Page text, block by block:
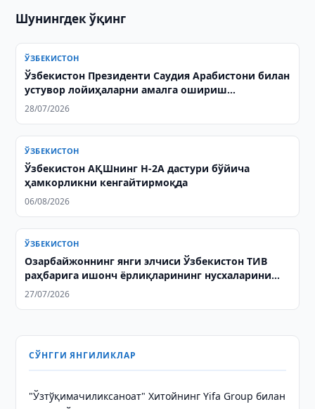
Шунингдек ўқинг
ЎЗБЕКИСТОН
Ўзбекистон Президенти Саудия Арабистони билан
устувор лойиҳаларни амалга ошириш
масалаларини муҳокама қилди
28/07/2026
ЎЗБЕКИСТОН
Ўзбекистон АҚШнинг H-2A дастури бўйича
ҳамкорликни кенгайтирмоқда
06/08/2026
ЎЗБЕКИСТОН
Озарбайжоннинг янги элчиси Ўзбекистон ТИВ
раҳбарига ишонч ёрлиқларининг нусхаларини
топширди
27/07/2026
СЎНГГИ ЯНГИЛИКЛАР
"Ўзтўқимачиликсаноат" Хитойнинг Yifa Group билан